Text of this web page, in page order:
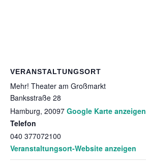
VERANSTALTUNGSORT
Mehr! Theater am Großmarkt
Banksstraße 28
Hamburg, 20097 Google Karte anzeigen
Telefon
040 377072100
Veranstaltungsort-Website anzeigen